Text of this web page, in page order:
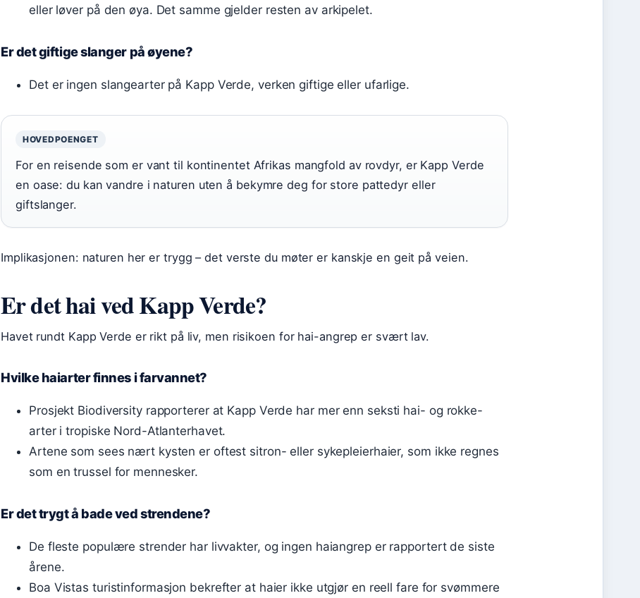
eller løver på den øya. Det samme gjelder resten av arkipelet.
Er det giftige slanger på øyene?
Det er ingen slangearter på Kapp Verde, verken giftige eller ufarlige.
HOVEDPOENGET
For en reisende som er vant til kontinentet Afrikas mangfold av rovdyr, er Kapp Verde
en oase: du kan vandre i naturen uten å bekymre deg for store pattedyr eller
giftslanger.
Implikasjonen: naturen her er trygg – det verste du møter er kanskje en geit på veien.
Er det hai ved Kapp Verde?
Havet rundt Kapp Verde er rikt på liv, men risikoen for hai-angrep er svært lav.
Hvilke haiarter finnes i farvannet?
Prosjekt Biodiversity rapporterer at Kapp Verde har mer enn seksti hai- og rokke-
arter i tropiske Nord-Atlanterhavet.
Artene som sees nært kysten er oftest sitron- eller sykepleierhaier, som ikke regnes
som en trussel for mennesker.
Er det trygt å bade ved strendene?
De fleste populære strender har livvakter, og ingen haiangrep er rapportert de siste
årene.
Boa Vistas turistinformasjon bekrefter at haier ikke utgjør en reell fare for svømmere